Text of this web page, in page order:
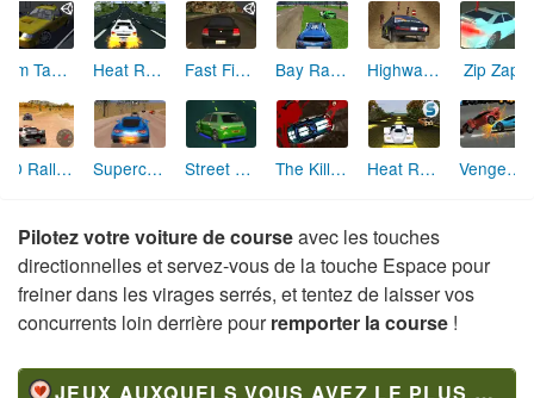
Sim Taxi 3D (Unity) Heat Rush USA Fast Five (Unity) Bay Race 3D Highway of the Dead Zip Zaps
3D Rally Racing Supercar Road Trip Street Race The Kill Kar 2 Heat Rush Future Vengeance Rider
Pilotez votre voiture de courseavec les touches
directionnelles et servez-vous de la touche Espace pour
freiner dans les virages serrés, et tentez de laisser vos
concurrents loin derrière pourremporter la course !
JEUX AUXQUELS VOUS AVEZ LE PLUS JOUÉ